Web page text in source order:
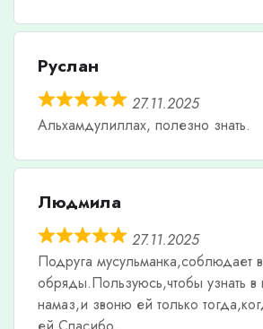
Руслан
27.11.2025
Альхамдулиллах, полезно знать.
Людмила
27.11.2025
Подруга мусульманка,соблюдает
обряды.Пользуюсь,чтобы узнать в
намаз,и звоню ей только